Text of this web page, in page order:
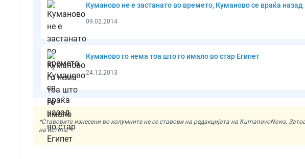
Куманово не е застанато во времето, Куманово се враќа назад
09.02.2014
Куманово го нема тоа што го имало во стар Египет
24.12.2013
*Ставовите изнесени во колумните не се ставови на редакцијата на KumanovoNews.
на истите.*